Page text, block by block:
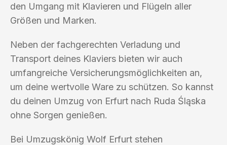
den Umgang mit Klavieren und Flügeln aller
Größen und Marken.
Neben der fachgerechten Verladung und
Transport deines Klaviers bieten wir auch
umfangreiche Versicherungsmöglichkeiten an,
um deine wertvolle Ware zu schützen. So kannst
du deinen Umzug von Erfurt nach Ruda Śląska
ohne Sorgen genießen.
Bei Umzugskönig Wolf Erfurt stehen